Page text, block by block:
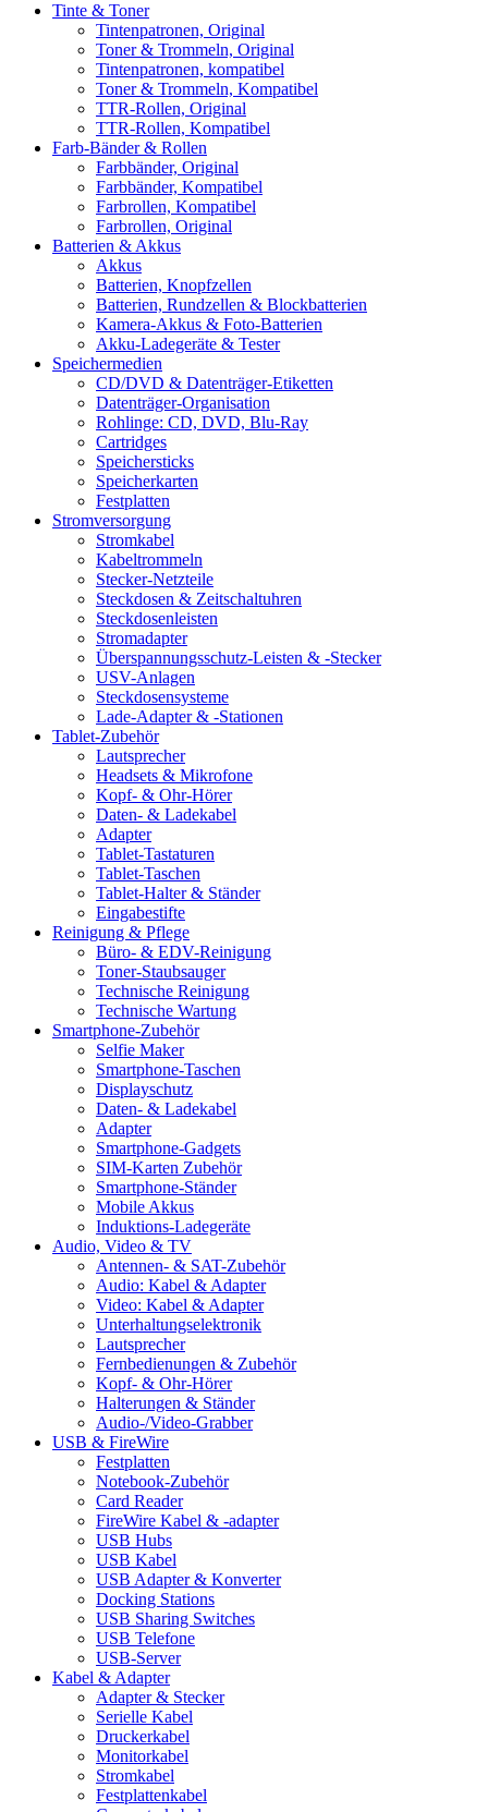
Tinte & Toner
Tintenpatronen, Original
Toner & Trommeln, Original
Tintenpatronen, kompatibel
Toner & Trommeln, Kompatibel
TTR-Rollen, Original
TTR-Rollen, Kompatibel
Farb-Bänder & Rollen
Farbbänder, Original
Farbbänder, Kompatibel
Farbrollen, Kompatibel
Farbrollen, Original
Batterien & Akkus
Akkus
Batterien, Knopfzellen
Batterien, Rundzellen & Blockbatterien
Kamera-Akkus & Foto-Batterien
Akku-Ladegeräte & Tester
Speichermedien
CD/DVD & Datenträger-Etiketten
Datenträger-Organisation
Rohlinge: CD, DVD, Blu-Ray
Cartridges
Speichersticks
Speicherkarten
Festplatten
Stromversorgung
Stromkabel
Kabeltrommeln
Stecker-Netzteile
Steckdosen & Zeitschaltuhren
Steckdosenleisten
Stromadapter
Überspannungsschutz-Leisten & -Stecker
USV-Anlagen
Steckdosensysteme
Lade-Adapter & -Stationen
Tablet-Zubehör
Lautsprecher
Headsets & Mikrofone
Kopf- & Ohr-Hörer
Daten- & Ladekabel
Adapter
Tablet-Tastaturen
Tablet-Taschen
Tablet-Halter & Ständer
Eingabestifte
Reinigung & Pflege
Büro- & EDV-Reinigung
Toner-Staubsauger
Technische Reinigung
Technische Wartung
Smartphone-Zubehör
Selfie Maker
Smartphone-Taschen
Displayschutz
Daten- & Ladekabel
Adapter
Smartphone-Gadgets
SIM-Karten Zubehör
Smartphone-Ständer
Mobile Akkus
Induktions-Ladegeräte
Audio, Video & TV
Antennen- & SAT-Zubehör
Audio: Kabel & Adapter
Video: Kabel & Adapter
Unterhaltungselektronik
Lautsprecher
Fernbedienungen & Zubehör
Kopf- & Ohr-Hörer
Halterungen & Ständer
Audio-/Video-Grabber
USB & FireWire
Festplatten
Notebook-Zubehör
Card Reader
FireWire Kabel & -adapter
USB Hubs
USB Kabel
USB Adapter & Konverter
Docking Stations
USB Sharing Switches
USB Telefone
USB-Server
Kabel & Adapter
Adapter & Stecker
Serielle Kabel
Druckerkabel
Monitorkabel
Stromkabel
Festplattenkabel